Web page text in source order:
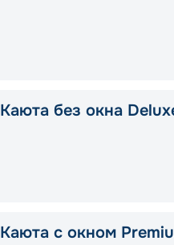
Каюта без окна
Каюта с окном